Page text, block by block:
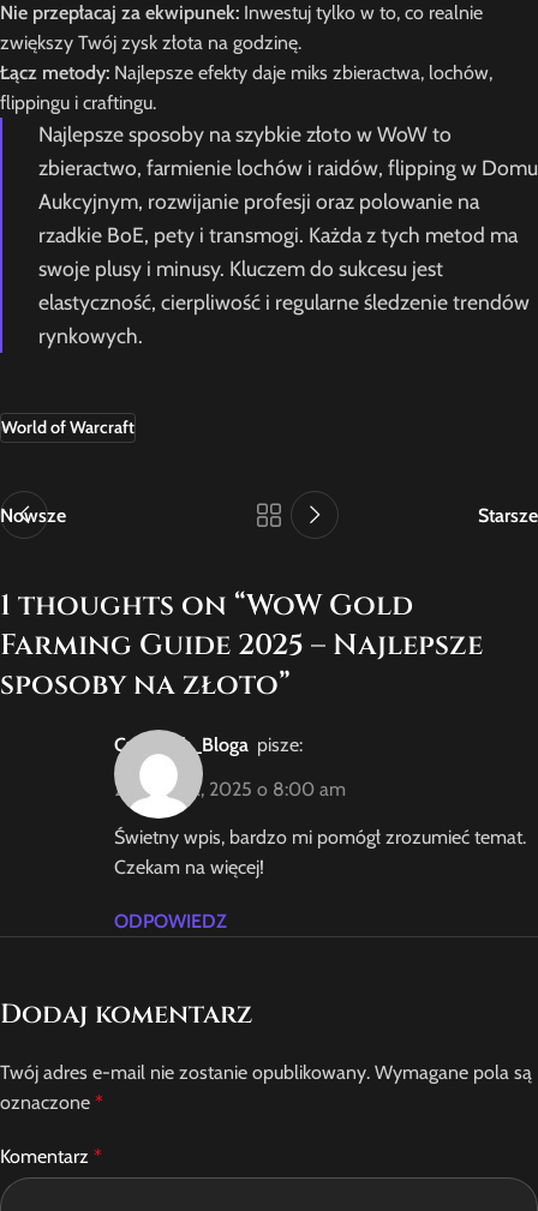
Nie przepłacaj za ekwipunek: Inwestuj tylko w to, co realnie
zwiększy Twój zysk złota na godzinę.
Łącz metody: Najlepsze efekty daje miks zbieractwa, lochów,
flippingu i craftingu.
Najlepsze sposoby na szybkie złoto w WoW to
zbieractwo, farmienie lochów i raidów, flipping w Domu
Aukcyjnym, rozwijanie profesji oraz polowanie na
rzadkie BoE, pety i transmogi. Każda z tych metod ma
swoje plusy i minusy. Kluczem do sukcesu jest
elastyczność, cierpliwość i regularne śledzenie trendów
rynkowych.
World of Warcraft
Nowsze Starsze
1 thoughts on “WoW Gold
Farming Guide 2025 – Najlepsze
sposoby na złoto”
Czytelnik_Bloga pisze:
27 sierpnia, 2025 o 8:00 am
Świetny wpis, bardzo mi pomógł zrozumieć temat.
Czekam na więcej!
ODPOWIEDZ
Dodaj komentarz
Twój adres e-mail nie zostanie opublikowany. Wymagane pola są
oznaczone *
Komentarz *